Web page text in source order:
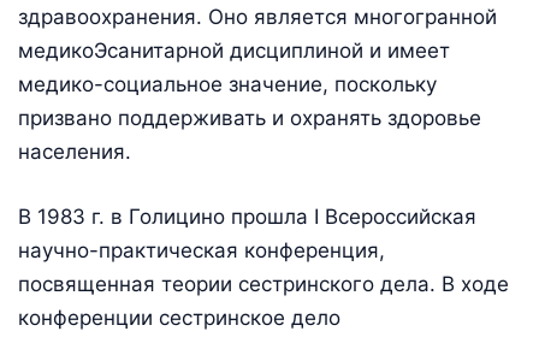
здравоохранения. Оно является многогранной
медикоЭсанитарной дисциплиной и имеет
медико-социальное значение, поскольку
призвано поддерживать и охранять здоровье
населения.
В 1983 г. в Голицино прошла I Всероссийская
научно-практическая конференция,
посвященная теории сестринского дела. В ходе
конференции сестринское дело